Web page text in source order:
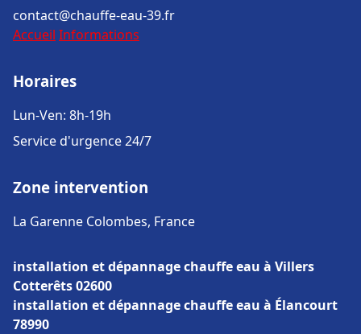
contact@chauffe-eau-39.fr
Accueil Informations
Horaires
Lun-Ven: 8h-19h
Service d'urgence 24/7
Zone intervention
La Garenne Colombes, France
installation et dépannage chauffe eau à Villers
Cotterêts 02600
installation et dépannage chauffe eau à Élancourt
78990